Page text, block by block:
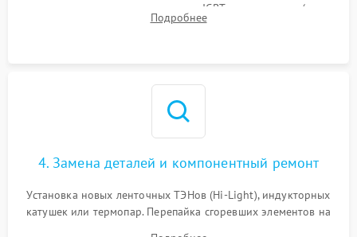
модуля, реле, диодных мостов и IGBT-транзисторов (для
индукции). Проверка кранов и газ-контроля (для газовых
Подробнее
4. Замена деталей и компонентный ремонт
Установка новых ленточных ТЭНов (Hi-Light), индукторных
катушек или термопар. Перепайка сгоревших элементов на